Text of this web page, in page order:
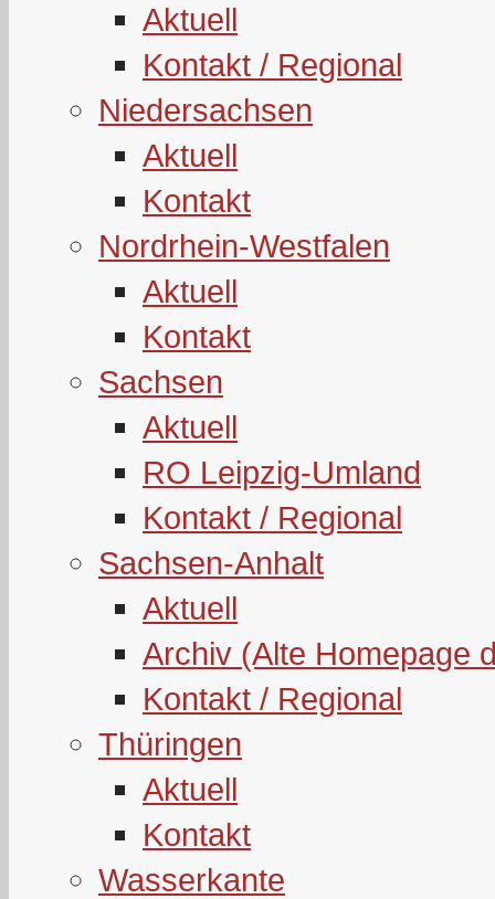
Aktuell
Kontakt / Regional
Niedersachsen
Aktuell
Kontakt
Nordrhein-Westfalen
Aktuell
Kontakt
Sachsen
Aktuell
RO Leipzig-Umland
Kontakt / Regional
Sachsen-Anhalt
Aktuell
Archiv (Alte Homepage
Kontakt / Regional
Thüringen
Aktuell
Kontakt
Wasserkante